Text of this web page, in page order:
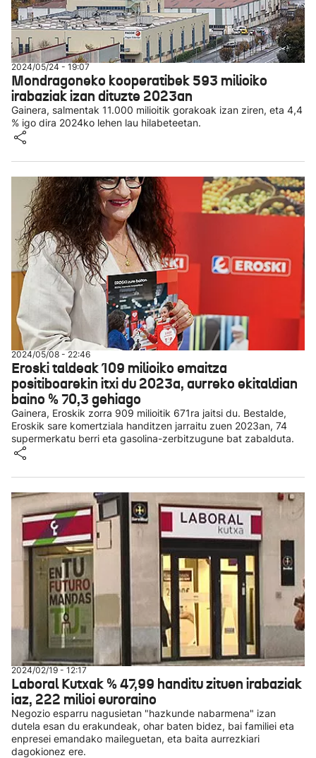
2024/05/24 - 19:07
Mondragoneko kooperatibek 593 milioiko
irabaziak izan dituzte 2023an
Gainera, salmentak 11.000 milioitik gorakoak izan ziren, eta 4,4
% igo dira 2024ko lehen lau hilabeteetan.
2024/05/08 - 22:46
Eroski taldeak 109 milioiko emaitza
positiboarekin itxi du 2023a, aurreko ekitaldian
baino % 70,3 gehiago
Gainera, Eroskik zorra 909 milioitik 671ra jaitsi du. Bestalde,
Eroskik sare komertziala handitzen jarraitu zuen 2023an, 74
supermerkatu berri eta gasolina-zerbitzugune bat zabalduta.
2024/02/19 - 12:17
Laboral Kutxak % 47,99 handitu zituen irabaziak
iaz, 222 milioi euroraino
Negozio esparru nagusietan "hazkunde nabarmena" izan
dutela esan du erakundeak, ohar baten bidez, bai familiei eta
enpresei emandako maileguetan, eta baita aurrezkiari
dagokionez ere.